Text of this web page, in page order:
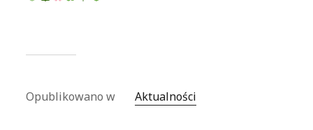
Opublikowano w Aktualności